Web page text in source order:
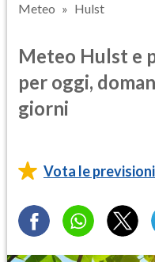
Meteo Hulst
Meteo Hulst e
per oggi,
giorni
Vota le